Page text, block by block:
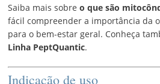
Saiba mais sobreo que são
fácil compreender a importância da
para o bem-estar geral. Conheça
Linha PeptQuantic.
Indicação de uso